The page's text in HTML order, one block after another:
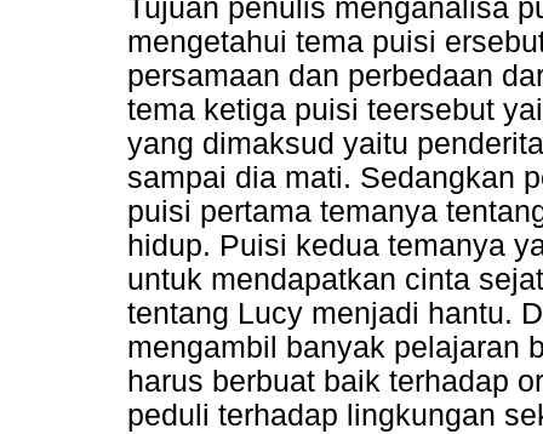
Tujuan penulis menganalisa
mengetahui tema puisi
persamaan dan perbedaan
tema ketiga puisi teersebut
yang dimaksud yaitu
sampai dia mati. Sedangkan
puisi pertama temanya
hidup. Puisi kedua temanya
untuk mendapatkan cinta
tentang Lucy menjadi hantu.
mengambil banyak pelajaran
harus berbuat baik terhadap
peduli terhadap lingkungan